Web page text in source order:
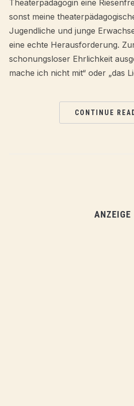
Theaterpädagogin eine
sonst meine
Jugendliche und junge
eine echte Herausforderung.
schonungsloser Ehrlichkeit
mache ich nicht mit“ oder „das
CONTINUE
ANZEIGE